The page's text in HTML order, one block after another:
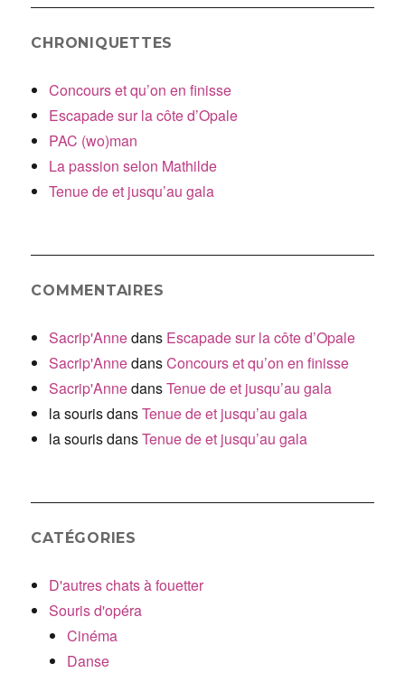
CHRONIQUETTES
Concours et qu’on en finisse
Escapade sur la côte d’Opale
PAC (wo)man
La passion selon Mathilde
Tenue de et jusqu’au gala
COMMENTAIRES
Sacrip'Annedans Escapade sur la côte d’Opale
Sacrip'AnnedansConcours et qu’on en finisse
Sacrip'AnnedansTenue de et jusqu’au gala
la sourisdansTenue de et jusqu’au gala
la sourisdansTenue de et jusqu’au gala
CATÉGORIES
D'autres chats à fouetter
Souris d'opéra
Cinéma
Danse